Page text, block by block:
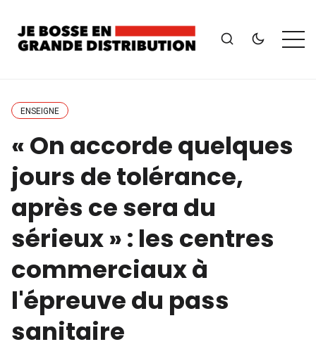
ENSEIGNE
« On accorde quelques
jours de tolérance,
après ce sera du
sérieux » : les centres
commerciaux à
l'épreuve du pass
sanitaire